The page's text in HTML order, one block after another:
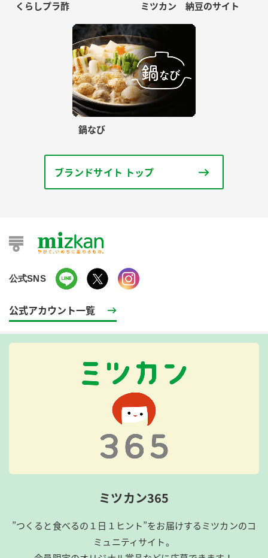
くらしプラ酢 ミツカン 納豆のサイト
鍋なび
ブランドサイト トップ
公式SNS
公式アカウント一覧
ミツカン365
”つくると食べるの１日１ヒント”をお届けするミツカンのコ
ミュニティサイト。